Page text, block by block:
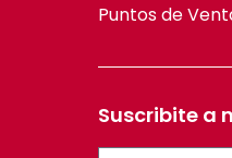
Puntos de
Suscribite a